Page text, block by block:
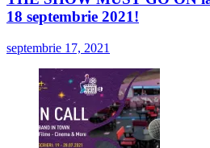
18 septembrie 2021!
septembrie 17, 2021